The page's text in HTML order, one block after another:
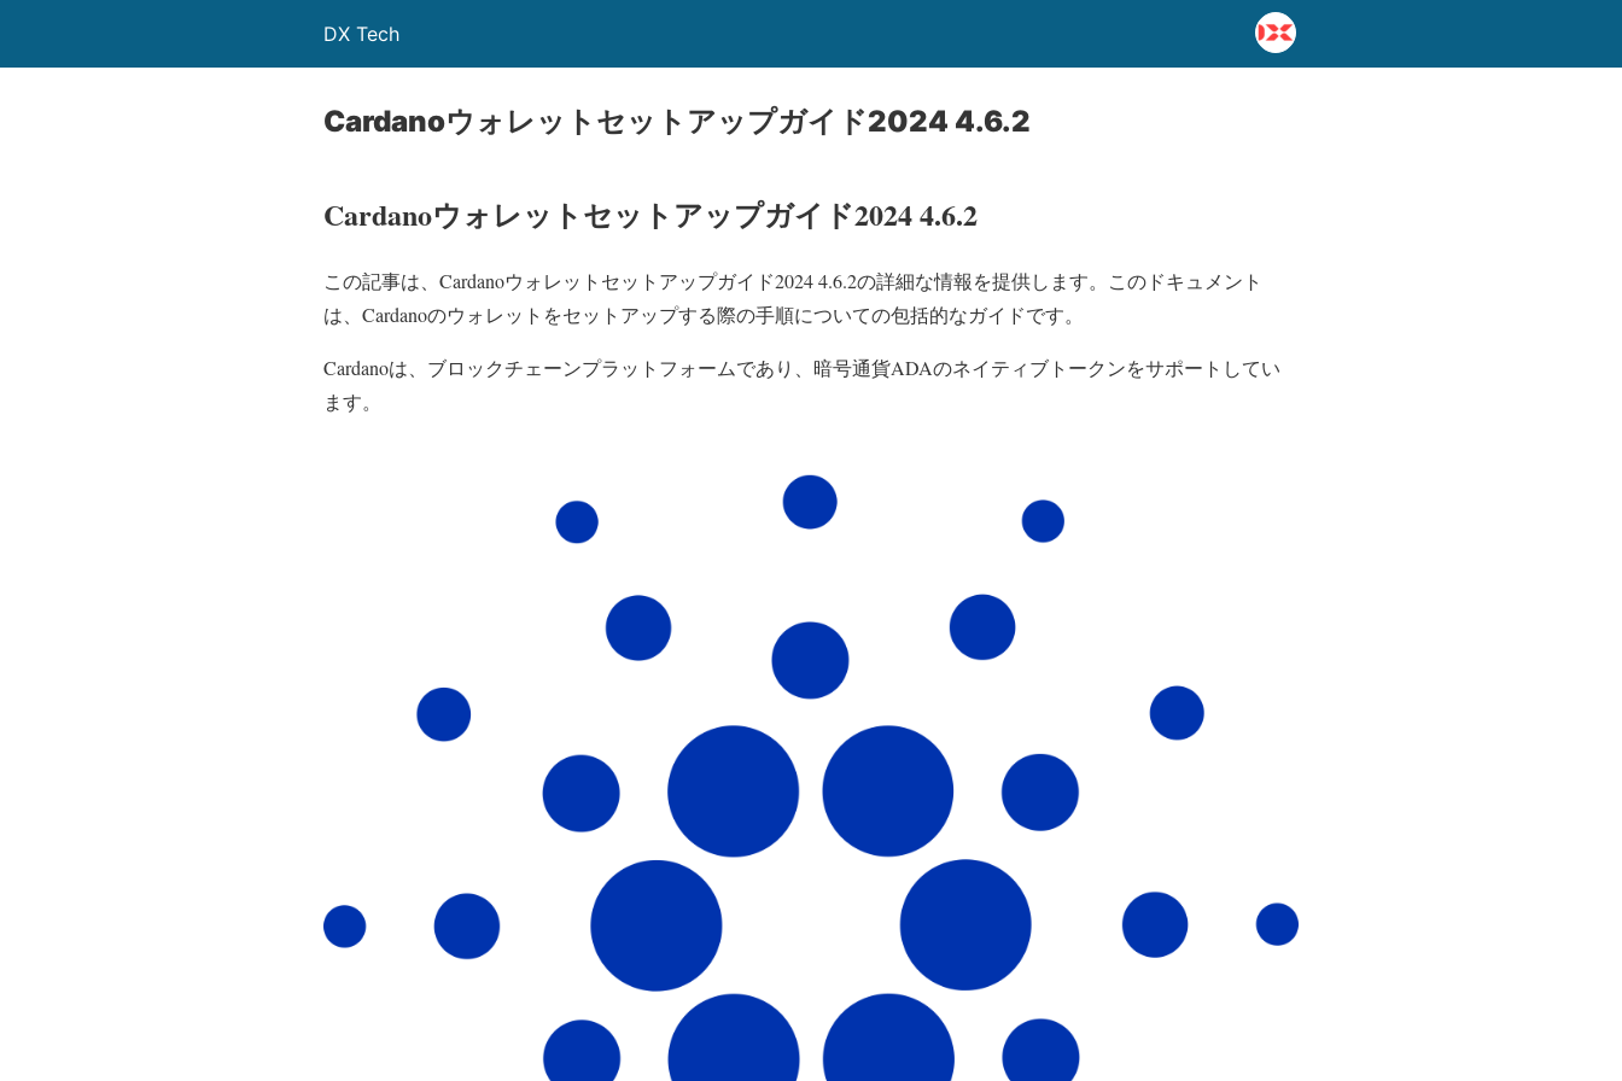
DX Tech
Cardanoウォレットセットアップガイド2024 4.6.2
Cardanoウォレットセットアップガイド2024 4.6.2
この記事は、Cardanoウォレットセットアップガイド2024 4.6.2の詳細な情報を提供します。このドキュメント
は、Cardanoのウォレットをセットアップする際の手順についての包括的なガイドです。
Cardanoは、ブロックチェーンプラットフォームであり、暗号通貨ADAのネイティブトークンをサポートしてい
ます。